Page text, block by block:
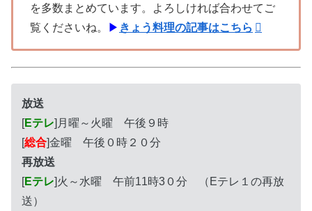
を多数まとめています。よろしければ合わせてご
覧くださいね。
▶ きょう料理の記事はこちら
放送
[Eテレ]月曜～火曜 午後９時
[総合]金曜 午後０時２０分
再放送
[Eテレ]火～水曜 午前11時3０分 （Eテレ１の再放
送）